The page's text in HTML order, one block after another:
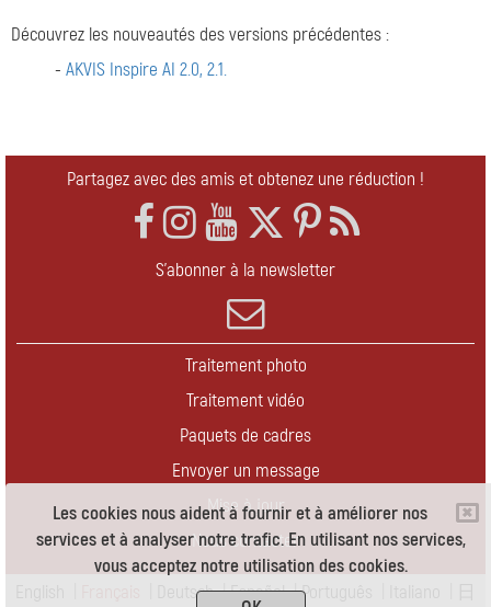
Les cookies nous aident à fournir et à améliorer nos
services et à analyser notre trafic. En utilisant nos services,
vous acceptez notre utilisation des cookies.
Découvrez les nouveautés des versions précédentes :
- AKVIS Inspire AI 2.0, 2.1.
Partagez avec des amis et obtenez une réduction !
S'abonner à la newsletter
Traitement photo
Traitement vidéo
Paquets de cadres
Envoyer un message
Mise à jour
Nous contacter
Deutsch|Español|Português